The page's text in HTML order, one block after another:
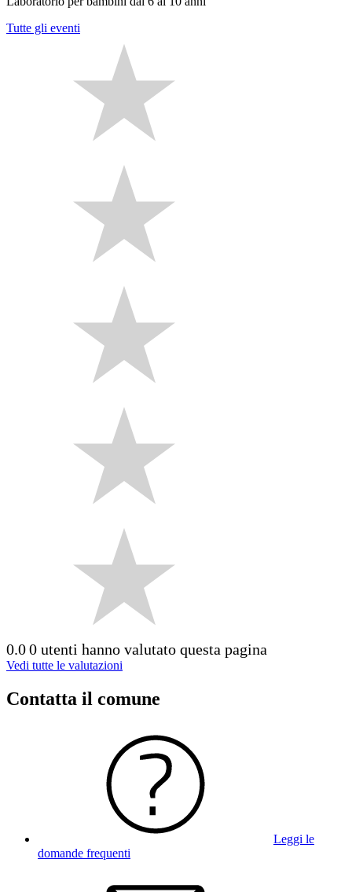
Tutte gli eventi
0.00 utenti hanno valutato questa pagina
Vedi tutte le valutazioni
Contatta il comune
Leggi le
domande frequenti